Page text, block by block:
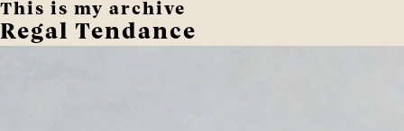
This is my archive
Regal Tendance